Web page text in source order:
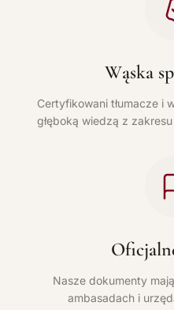
Wąska
Certyfikowani tłumacze i
głęboką wiedzą z
Nasze dokumenty
ambasadach i